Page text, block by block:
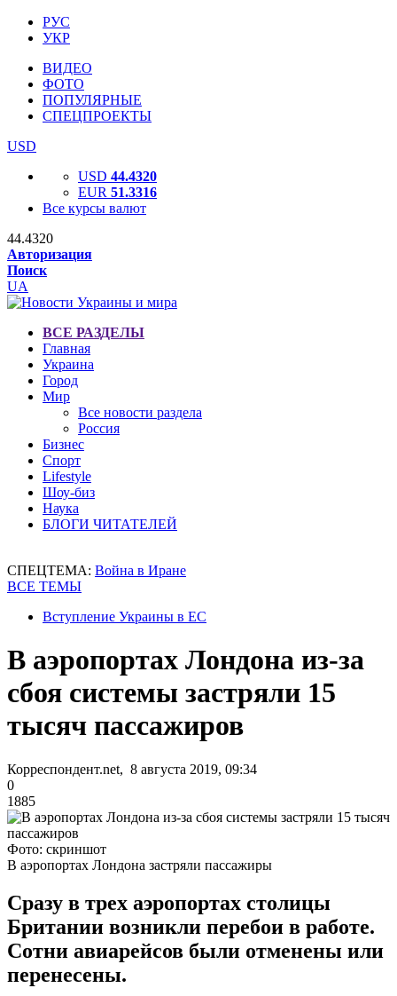
РУС
УКР
ВИДЕО
ФОТО
ПОПУЛЯРНЫЕ
СПЕЦПРОЕКТЫ
USD
USD 44.4320
EUR 51.3316
Все курсы валют
44.4320
Авторизация
Поиск
UA
ВСЕ РАЗДЕЛЫ
Главная
Украина
Город
Мир
Все новости раздела
Россия
Бизнес
Спорт
Lifestyle
Шоу-биз
Наука
БЛОГИ ЧИТАТЕЛЕЙ
СПЕЦТЕМА: Война в Иране
ВСЕ ТЕМЫ
Вступление Украины в ЕС
В аэропортах Лондона из-за
сбоя системы застряли 15
тысяч пассажиров
Корреспондент.net, 8 августа 2019, 09:34
0
1885
Фото: скриншот
В аэропортах Лондона застряли пассажиры
Сразу в трех аэропортах столицы
Британии возникли перебои в работе.
Сотни авиарейсов были отменены или
перенесены.